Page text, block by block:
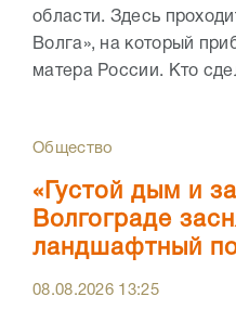
области. Здесь
Волга», на который
матера России. Кто
Общество
«Густой дым и
Волгограде
ландшафтный
08.08.2026 13:25